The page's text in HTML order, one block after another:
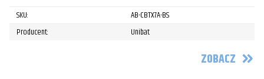
SKU:
AB-CBTX7A-BS
Producent:
Unibat
ZOBACZ